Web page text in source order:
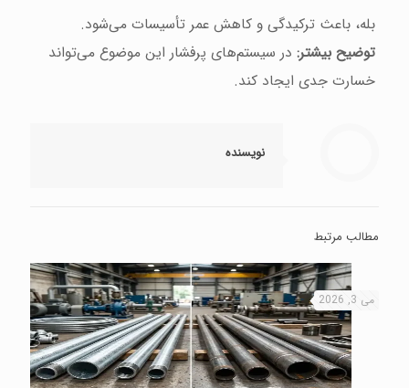
بله، باعث ترکیدگی و کاهش عمر تأسیسات می‌شود.
توضیح بیشتر:در سیستم‌های پرفشار این موضوع می‌تواند
خسارت جدی ایجاد کند.
نویسنده
مطالب مرتبط
می 3, 2026